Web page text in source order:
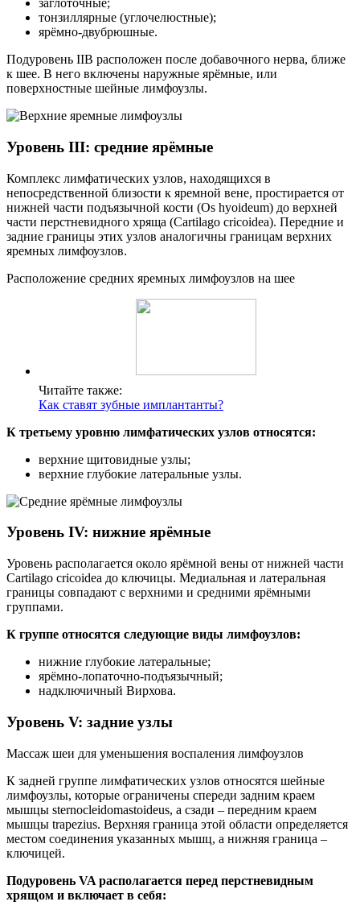
заглоточные;
тонзиллярные (углочелюстные);
ярёмно-двубрюшные.
Подуровень IIB расположен после добавочного нерва, ближе
к шее. В него включены наружные ярёмные, или
поверхностные шейные лимфоузлы.
Уровень III: средние ярёмные
Комплекс лимфатических узлов, находящихся в
непосредственной близости к яремной вене, простирается от
нижней части подъязычной кости (Os hyoideum) до верхней
части перстневидного хряща (Cartilago cricoidea). Передние и
задние границы этих узлов аналогичны границам верхних
яремных лимфоузлов.
Расположение средних яремных лимфоузлов на шее
Читайте также:
Как ставят зубные имплантанты?
К третьему уровню лимфатических узлов относятся:
верхние щитовидные узлы;
верхние глубокие латеральные узлы.
Уровень IV: нижние ярёмные
Уровень располагается около ярёмной вены от нижней части
Cartilago cricoidea до ключицы. Медиальная и латеральная
границы совпадают с верхними и средними ярёмными
группами.
К группе относятся следующие виды лимфоузлов:
нижние глубокие латеральные;
ярёмно-лопаточно-подъязычный;
надключичный Вирхова.
Уровень V: задние узлы
Массаж шеи для уменьшения воспаления лимфоузлов
К задней группе лимфатических узлов относятся шейные
лимфоузлы, которые ограничены спереди задним краем
мышцы sternocleidomastoideus, а сзади – передним краем
мышцы trapezius. Верхняя граница этой области определяется
местом соединения указанных мышц, а нижняя граница –
ключицей.
Подуровень VA располагается перед перстневидным
хрящом и включает в себя: